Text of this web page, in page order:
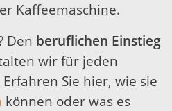
Kaffeemaschine.
Den beruflichen Einstieg
wir für jeden
Sie hier, wie sie
können oder was es